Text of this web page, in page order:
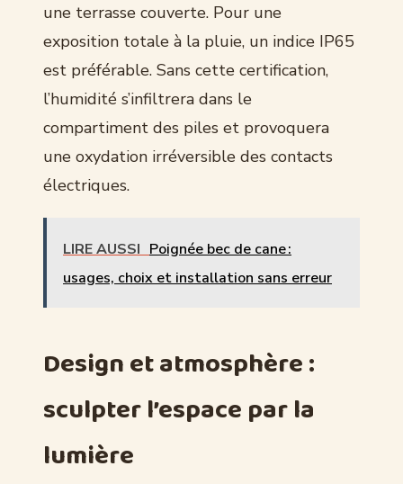
une terrasse couverte. Pour une
exposition totale à la pluie, un indice IP65
est préférable. Sans cette certification,
l’humidité s’infiltrera dans le
compartiment des piles et provoquera
une oxydation irréversible des contacts
électriques.
LIRE AUSSI Poignée bec de cane :
usages, choix et installation sans erreur
Design et atmosphère :
sculpter l’espace par la
lumière